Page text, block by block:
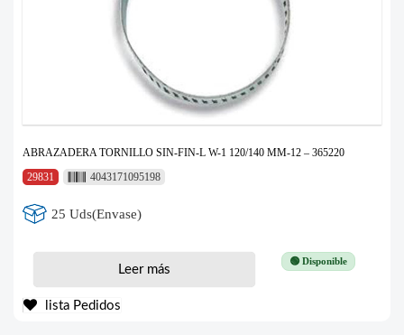
ABRAZADERA TORNILLO SIN-FIN-L W-1 120/140 MM-12 – 365220
29831
4043171095198
25 Uds(Envase)
🟢 Disponible
Leer más
lista Pedidos